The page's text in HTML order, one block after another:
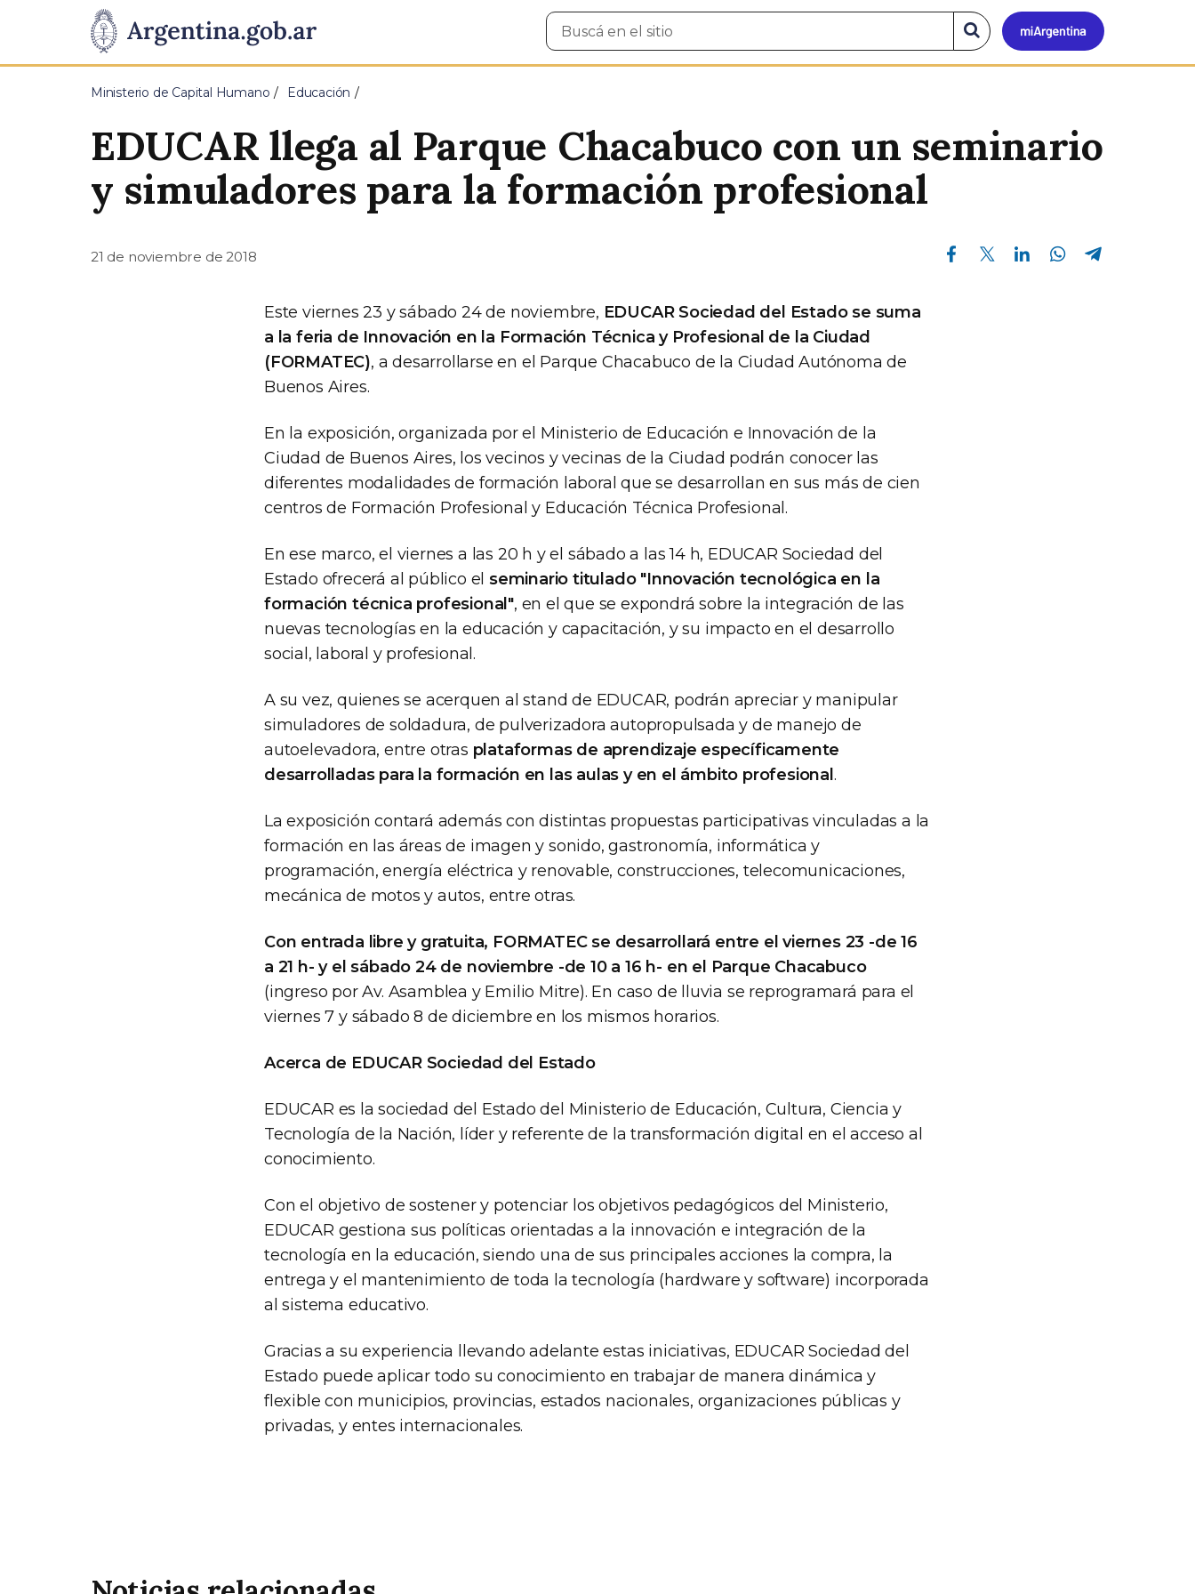
Presidencia
de
Pasar al contenido principal
Mi
Buscar
en
Buscar
en
el
Ministerio de Capital Humano Educación
EDUCAR llega al Parque Chacabuco con un seminario
y simuladores para la formación profesional
21 de noviembre de 2018
Compartir en Facebook Compartir en Twitter Compartir en Linkedin Compartir en Whatsapp
Este viernes 23 y sábado 24 de noviembre, EDUCAR Sociedad del Estado se suma
a la feria de Innovación en la Formación Técnica y Profesional de la Ciudad
(FORMATEC), a desarrollarse en el Parque Chacabuco de la Ciudad Autónoma de
Buenos Aires.
En la exposición, organizada por el Ministerio de Educación e Innovación de la
Ciudad de Buenos Aires, los vecinos y vecinas de la Ciudad podrán conocer las
diferentes modalidades de formación laboral que se desarrollan en sus más de cien
centros de Formación Profesional y Educación Técnica Profesional.
En ese marco, el viernes a las 20 h y el sábado a las 14 h, EDUCAR Sociedad del
Estado ofrecerá al público elseminario titulado "Innovación tecnológica en la
formación técnica profesional", en el que se expondrá sobre la integración de las
nuevas tecnologías en la educación y capacitación, y su impacto en el desarrollo
social, laboral y profesional.
A su vez, quienes se acerquen al stand de EDUCAR, podrán apreciar y manipular
simuladores de soldadura, de pulverizadora autopropulsada y de manejo de
autoelevadora, entre otras plataformas de aprendizaje específicamente
desarrolladas para la formación en las aulas y en el ámbito profesional .
La exposición contará además con distintas propuestas participativas vinculadas a la
formación en las áreas de imagen y sonido, gastronomía, informática y
programación, energía eléctrica y renovable, construcciones, telecomunicaciones,
mecánica de motos y autos, entre otras.
Con entrada libre y gratuita, FORMATEC se desarrollará entre el viernes 23 -de 16
a 21 h- y el sábado 24 de noviembre -de 10 a 16 h- en el Parque Chacabuco
(ingreso por Av. Asamblea y Emilio Mitre). En caso de lluvia se reprogramará para el
viernes 7 y sábado 8 de diciembre en los mismos horarios.
Acerca de EDUCAR Sociedad del Estado
EDUCAR es la sociedad del Estado del Ministerio de Educación, Cultura, Ciencia y
Tecnología de la Nación, líder y referente de la transformación digital en el acceso al
conocimiento.
Con el objetivo de sostener y potenciar los objetivos pedagógicos del Ministerio,
EDUCAR gestiona sus políticas orientadas a la innovación e integración de la
tecnología en la educación, siendo una de sus principales acciones la compra, la
entrega y el mantenimiento de toda la tecnología (hardware y software) incorporada
al sistema educativo.
Gracias a su experiencia llevando adelante estas iniciativas, EDUCAR Sociedad del
Estado puede aplicar todo su conocimiento en trabajar de manera dinámica y
flexible con municipios, provincias, estados nacionales, organizaciones públicas y
privadas, y entes internacionales.